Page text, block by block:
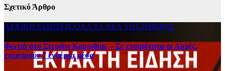
Σχετικό Άρθρο
ΑΡΧΙΚΗ ΕΙΔΗΣΕΙΣ ΟΛΑ ΤΑ ΝΕΑ ΤΗΣ ΗΜΕΡΑΣ
Φωτιά στο Στεφάνι Κορινθίας – Σε ετοιμότητα οι Αρχές,
επιχειρούν 7 εναέρια μέσα